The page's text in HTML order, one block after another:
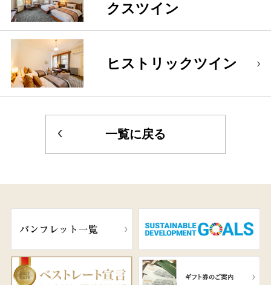
クスツイン
ヒストリックツイン
一覧に戻る